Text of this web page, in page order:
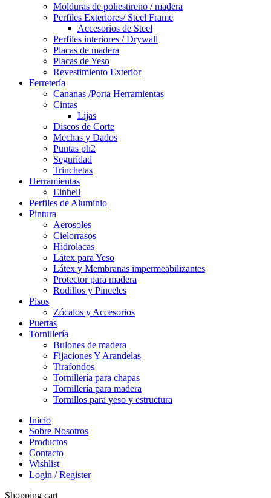
Molduras de poliestireno / madera
Perfiles Exteriores/ Steel Frame
Accesorios de Steel
Perfiles interiores / Drywall
Placas de madera
Placas de Yeso
Revestimiento Exterior
Ferretería
Cananas /Porta Herramientas
Cintas
Lijas
Discos de Corte
Mechas y Dados
Puntas ph2
Seguridad
Trinchetas
Herramientas
Einhell
Perfiles de Aluminio
Pintura
Aerosoles
Cielorrasos
Hidrolacas
Látex para Yeso
Látex y Membranas impermeabilizantes
Protector para madera
Rodillos y Pinceles
Pisos
Zócalos y Accesorios
Puertas
Tornillería
Bulones de madera
Fijaciones Y Arandelas
Tirafondos
Tornillería para chapas
Tornillería para madera
Tornillos para yeso y estructura
Inicio
Sobre Nosotros
Productos
Contacto
Wishlist
Login / Register
Shopping cart